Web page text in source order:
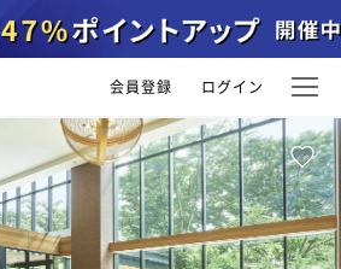
会員登録 ログイン